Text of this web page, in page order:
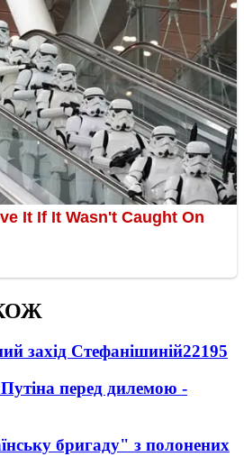
захід Стефанішиній22195
перед дилемою -
бригаду" з полонених